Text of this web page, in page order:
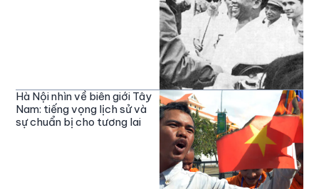
Hà Nội nhìn về biên giới Tây
Nam: tiếng vọng lịch sử và
sự chuẩn bị cho tương lai